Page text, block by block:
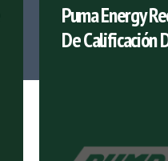
Puma Energy
De Calificación